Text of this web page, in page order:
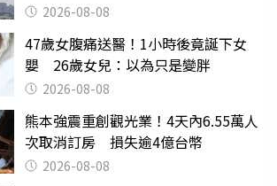
2026-08-08
47歲女腹痛送醫！1小時後竟誕下女
嬰 26歲女兒：以為只是變胖
2026-08-08
熊本強震重創觀光業！4天內6.55萬人
次取消訂房 損失逾4億台幣
2026-08-08